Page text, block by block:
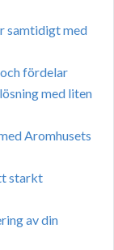
samtidigt med
fördelar
med liten
Aromhusets
starkt
av din